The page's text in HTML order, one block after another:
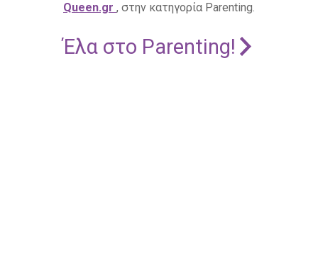
Queen.gr , στην κατηγορία Parenting.
Έλα στο Parenting!